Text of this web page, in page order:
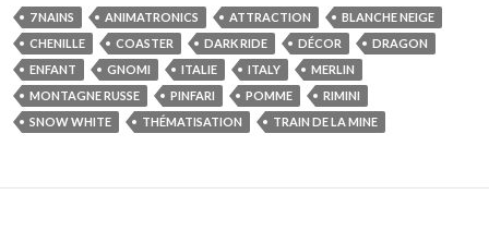
7 NAINS ANIMATRONICS ATTRACTION
BLANCHE NEIGE
CHENILLE
COASTER DARK RIDE DÉCOR
DRAGON
ENFANT
GNOMI ITALIE ITALY
MERLIN
MONTAGNE RUSSE
PINFARI POMME
RIMINI
SNOW WHITE
THÉMATISATION TRAIN DE LA MINE